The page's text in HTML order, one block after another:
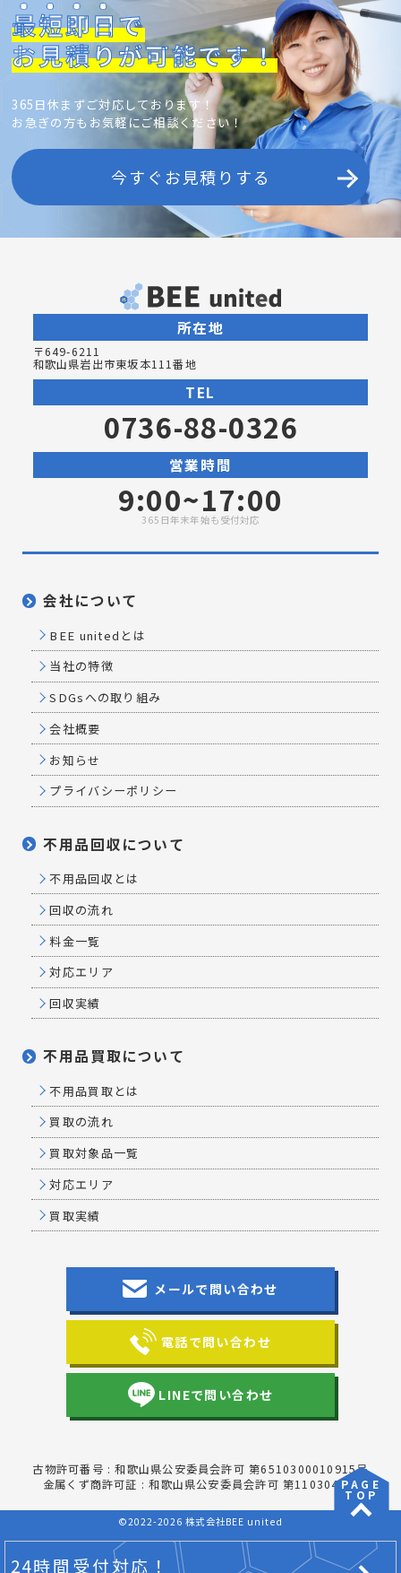
24時間受付対応！
最短即日で
お見積りが可能です！
365日休まずご対応しております！
お急ぎの方もお気軽にご相談ください！
今すぐお見積りする
所在地
〒649-6211
和歌山県岩出市東坂本111番地
TEL
0736-88-0326
営業時間
9:00~17:00
365日年末年始も受付対応
会社について
BEE unitedとは
当社の特徴
SDGsへの取り組み
会社概要
お知らせ
プライバシーポリシー
不用品回収について
不用品回収とは
回収の流れ
料金一覧
対応エリア
回収実績
不用品買取について
不用品買取とは
買取の流れ
買取対象品一覧
対応エリア
買取実績
メールで問い合わせ
電話で問い合わせ
LINEで問い合わせ
古物許可番号 : 和歌山県公安委員会許可 第6510300010915号
金属くず商許可証 : 和歌山県公安委員会許可 第1103044号
©2022-2026 株式会社BEE united
PAGE
TOP